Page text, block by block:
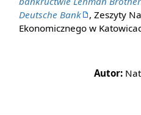
Deutsche Bank
, Zeszyty
Ekonomicznego w
Autor: